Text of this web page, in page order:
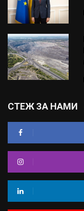
СТЕЖ ЗА НАМИ